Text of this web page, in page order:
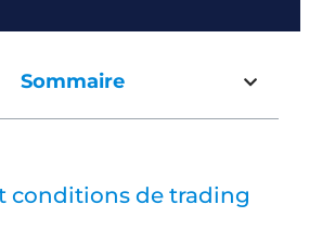
Sommaire
conditions de trading